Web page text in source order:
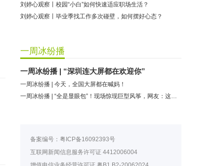
刘婷心观察丨校园“小白”如何快速适应职场生活？
刘婷心观察丨毕业季找工作多次碰壁，如何摆好心态？
一周冰纷播
一周冰纷播 | “深圳连大屏都在欢迎你”
一周冰纷播 | 今天，全国大屏都在喊妈！
备案编号：粤ICP备16092393号
互联网新闻信息服务许可证4412006004